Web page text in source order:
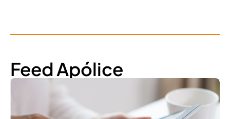
Feed Apólice